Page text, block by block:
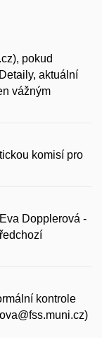
pokud
aktuální
vážným
komisí pro
Dopplerová -
kontrole